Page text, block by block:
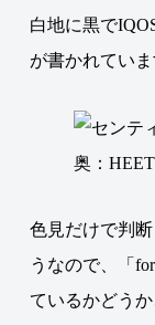
白地に黒で
が書かれていま
奥：
色見だけで判
うなので、「
ているかどう